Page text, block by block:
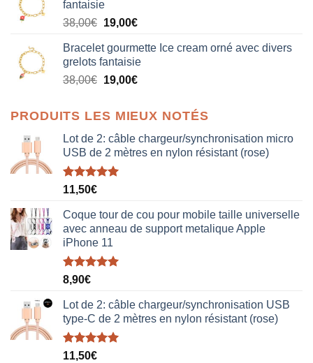
était :
38,00€.19,00€.
fantaisie
38,00€ Le
initial
était :
38,00€.
19,00€Le
actuel
est :
19,00€.
Bracelet gourmette Ice cream orné avec divers
grelots fantaisie
38,00€ Le
initial
était :
38,00€.
19,00€Le
actuel
est :
19,00€.
PRODUITS LES MIEUX NOTÉS
Lot de 2: câble chargeur/synchronisation micro
USB de 2 mètres en nylon résistant (rose)
Note5.00
11,50€
Coque tour de cou pour mobile taille universelle
avec anneau de support metalique Apple
iPhone 11
Note5.00
8,90€
Lot de 2: câble chargeur/synchronisation USB
type-C de 2 mètres en nylon résistant (rose)
Note5.00
11,50€